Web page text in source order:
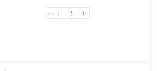
-
+